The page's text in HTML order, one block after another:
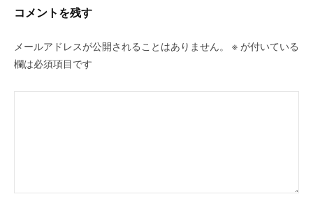
ン
コメントを残す
メールアドレスが公開されることはありません。 ※ が付いている
欄は必須項目です